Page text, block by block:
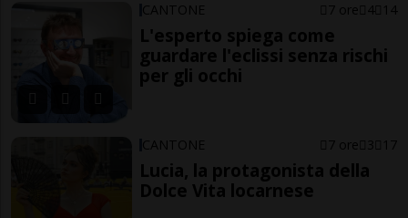
CANTONE 7 ore 4 14
L'esperto spiega come
guardare l'eclissi senza rischi
per gli occhi
CANTONE 7 ore 3 17
Lucia, la protagonista della
Dolce Vita locarnese